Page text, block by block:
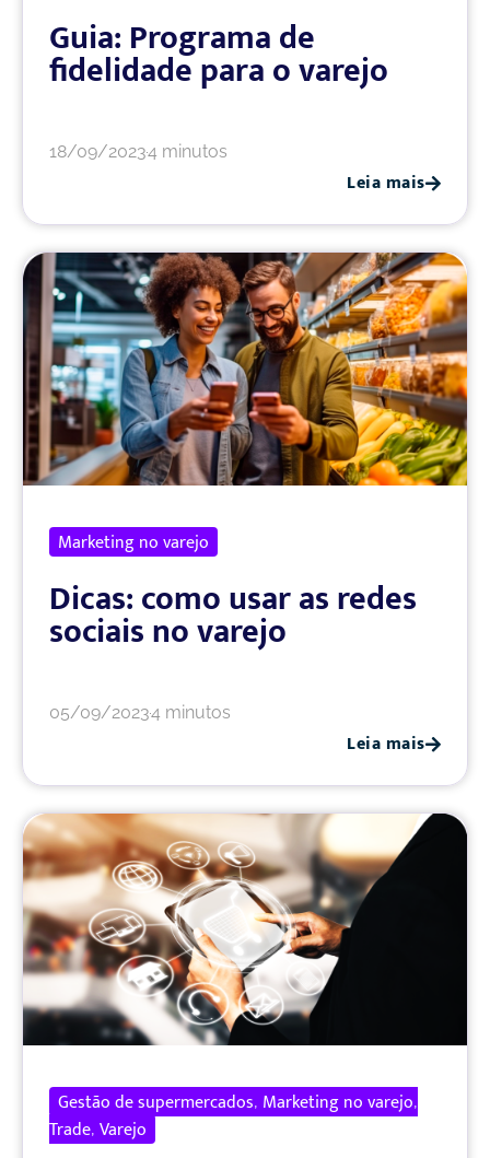
Guia: Programa de
fidelidade para o varejo
18/09/20234 minutos
Leia mais
Marketing no varejo
Dicas: como usar as redes
sociais no varejo
05/09/20234 minutos
Leia mais
Gestão de supermercados, Marketing no varejo,
Trade, Varejo